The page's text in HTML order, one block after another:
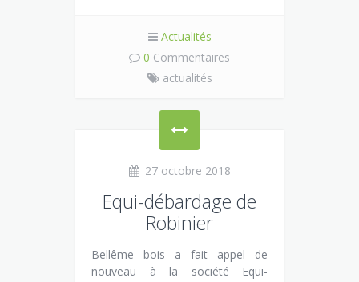
Actualités
0 Commentaires
actualités
27 octobre 2018
Equi-débardage de
Robinier
Bellême bois a fait appel de
nouveau à la société Equi-